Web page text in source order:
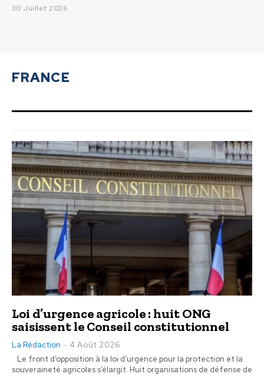
30 Juillet 2026
FRANCE
Loi d’urgence agricole : huit ONG
saisissent le Conseil constitutionnel
La Rédaction - 4 Août 2026
Le front d’opposition à la loi d’urgence pour la protection et la
souveraineté agricoles s’élargit. Huit organisations de défense de